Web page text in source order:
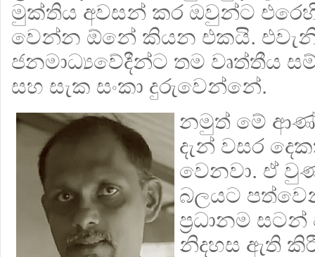
මුක්තිය අවසන් කර ඔවුන්ට
වෙන්න ඕනේ කියන එකයි.
ජනමාධ්‍යවේදීන්ට තම වෘත්තීය
සහ සැක සංකා දුරුවෙන්නේ.
නමුත් මේ
දැන් වසර
වෙනවා. ඒ
බලයට
ප්‍රධානම
නිදහස ඇති